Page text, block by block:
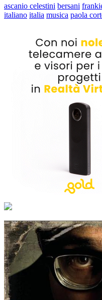
ascanio celestini bersani
italiano italia musica paola